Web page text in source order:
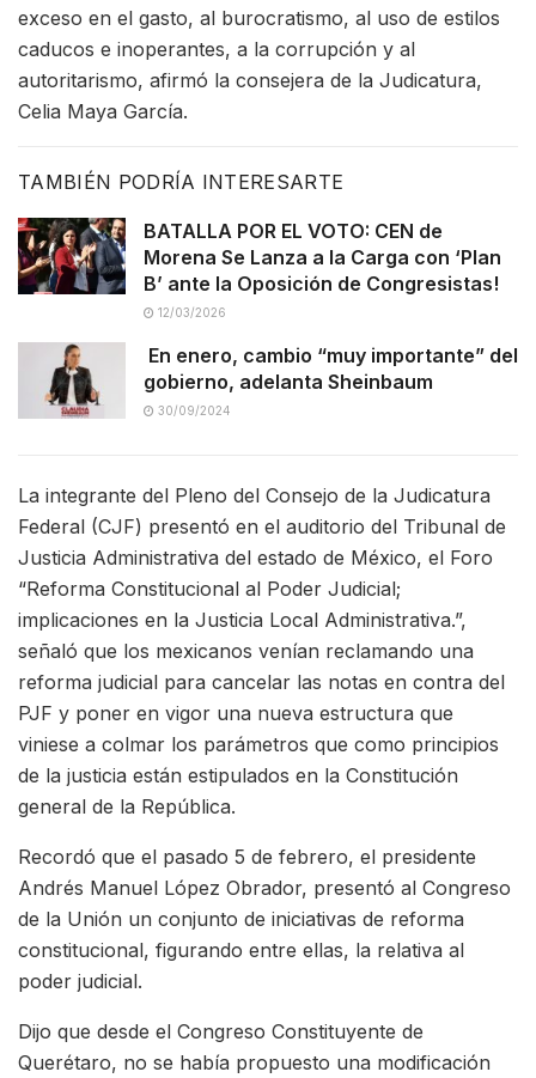
exceso en el gasto, al burocratismo, al uso de estilos
caducos e inoperantes, a la corrupción y al
autoritarismo, afirmó la consejera de la Judicatura,
Celia Maya García.
TAMBIÉN PODRÍA INTERESARTE
BATALLA POR EL VOTO: CEN de
Morena Se Lanza a la Carga con ‘Plan
B’ ante la Oposición de Congresistas!
12/03/2026
En enero, cambio “muy importante” del
gobierno, adelanta Sheinbaum
30/09/2024
La integrante del Pleno del Consejo de la Judicatura
Federal (CJF) presentó en el auditorio del Tribunal de
Justicia Administrativa del estado de México, el Foro
“Reforma Constitucional al Poder Judicial;
implicaciones en la Justicia Local Administrativa.”,
señaló que los mexicanos venían reclamando una
reforma judicial para cancelar las notas en contra del
PJF y poner en vigor una nueva estructura que
viniese a colmar los parámetros que como principios
de la justicia están estipulados en la Constitución
general de la República.
Recordó que el pasado 5 de febrero, el presidente
Andrés Manuel López Obrador, presentó al Congreso
de la Unión un conjunto de iniciativas de reforma
constitucional, figurando entre ellas, la relativa al
poder judicial.
Dijo que desde el Congreso Constituyente de
Querétaro, no se había propuesto una modificación